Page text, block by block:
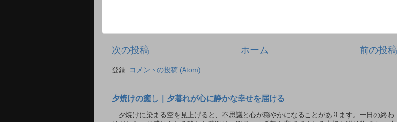
次の投稿 前の投稿
ホーム
登録: コメントの投稿 (Atom)
夕焼けの癒し｜夕暮れが心に静かな幸せを届ける
夕焼けに染まる空を見上げると、不思議と心が穏やかになることがあります。一日の終わ